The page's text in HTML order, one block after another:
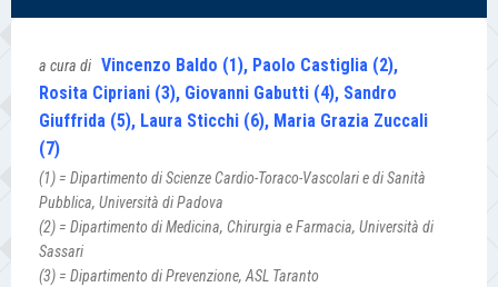
a cura di Vincenzo Baldo (1), Paolo Castiglia (2),
Rosita Cipriani (3), Giovanni Gabutti (4), Sandro
Giuffrida (5), Laura Sticchi (6), Maria Grazia Zuccali
(7)
(1) = Dipartimento di Scienze Cardio-Toraco-Vascolari e di Sanità
Pubblica, Università di Padova
(2) = Dipartimento di Medicina, Chirurgia e Farmacia, Università di
Sassari
(3) = Dipartimento di Prevenzione, ASL Taranto